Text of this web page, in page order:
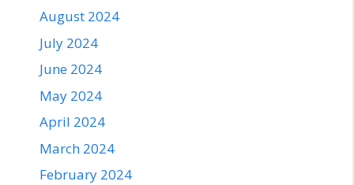
August 2024
July 2024
June 2024
May 2024
April 2024
March 2024
February 2024